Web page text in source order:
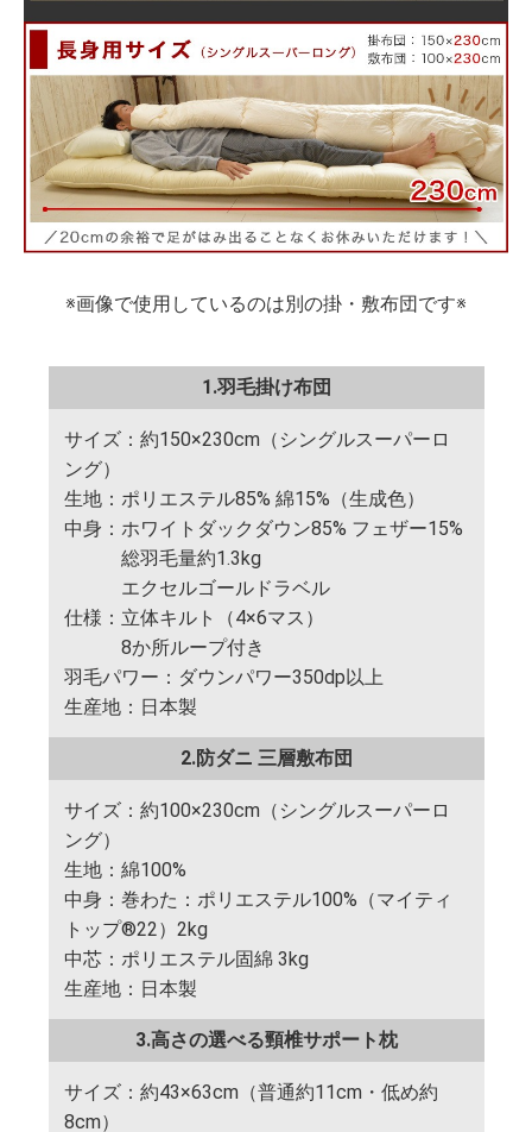
※画像で使用しているのは別の掛・敷布団です※
1.羽毛掛け布団
サイズ：約150×230cm（シングルスーパーロ
ング）
生地：ポリエステル85% 綿15%（生成色）
中身：ホワイトダックダウン85% フェザー15%
総羽毛量約1.3kg
エクセルゴールドラベル
仕様：立体キルト（4×6マス）
8か所ループ付き
羽毛パワー：ダウンパワー350dp以上
生産地：日本製
2.防ダニ 三層敷布団
サイズ：約100×230cm（シングルスーパーロ
ング）
生地：綿100%
中身：巻わた：ポリエステル100%（マイティ
トップ®22）2kg
中芯：ポリエステル固綿 3kg
生産地：日本製
3.高さの選べる頸椎サポート枕
サイズ：約43×63cm（普通約11cm・低め約
8cm）